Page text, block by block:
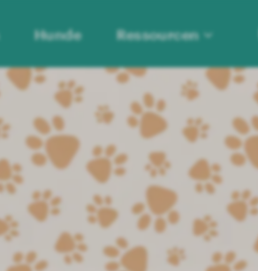
Hunde Ressourcen